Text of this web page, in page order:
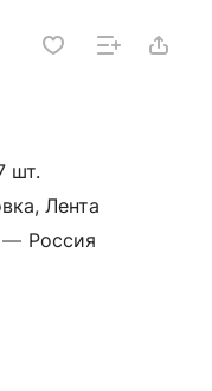
шт.
Лента
— Россия